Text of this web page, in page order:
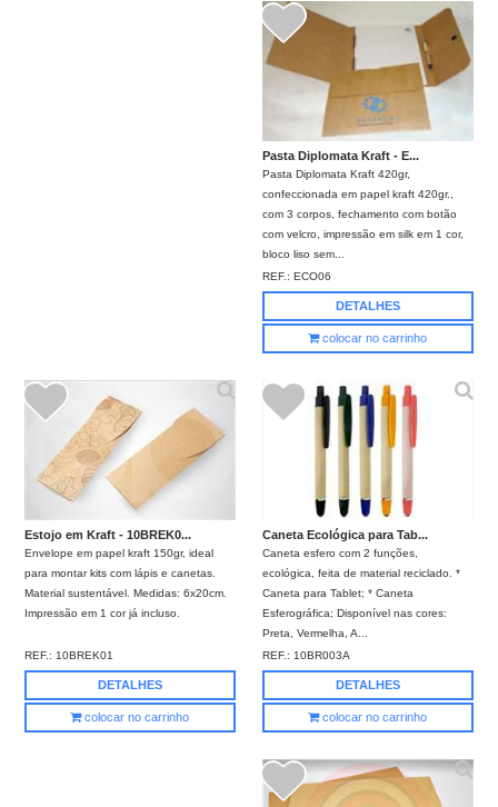
Pasta Diplomata Kraft - E...
Pasta Diplomata Kraft 420gr,
confeccionada em papel kraft 420gr.,
com 3 corpos, fechamento com botão
com velcro, impressão em silk em 1 cor,
bloco liso sem...
REF.:ECO06
DETALHES
colocar no carrinho
Estojo em Kraft - 10BREK0...
Envelope em papel kraft 150gr, ideal
para montar kits com lápis e canetas.
Material sustentável. Medidas: 6x20cm.
Impressão em 1 cor já incluso.
REF.:10BREK01
DETALHES
colocar no carrinho
Caneta Ecológica para Tab...
Caneta esfero com 2 funções,
ecológica, feita de material reciclado. *
Caneta para Tablet; * Caneta
Esferográfica; Disponível nas cores:
Preta, Vermelha, A...
REF.: 10BR003A
DETALHES
colocar no carrinho